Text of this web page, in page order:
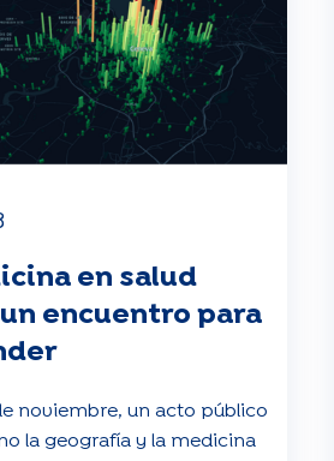
en salud
encuentro para
noviembre, un acto público
la geografía y la medicina